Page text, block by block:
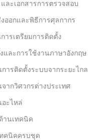
ละเอกสารการตรวจสอบ
ออกและพิธีการศุลกากร
ารเตรียมการติดตั้ง
และการใช้งานภาษาอังกฤษ
ารติดตั้งระบบจากระยะไกล
ากวิศวกรต่างประเทศ
ะไหล่
านเทคนิค
ทคนิคครบชุด